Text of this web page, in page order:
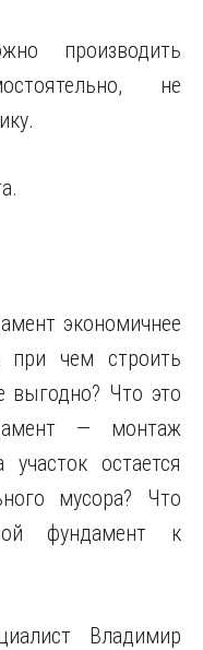
производить
не
экономичнее
чем строить
выгодно? Что это
— монтаж
остается
мусора? Что
фундамент к
Владимир